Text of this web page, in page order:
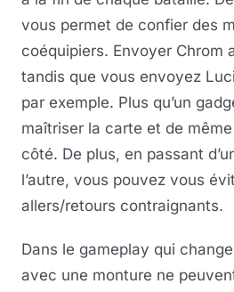
vous permet de confier des
coéquipiers. Envoyer Chrom
tandis que vous envoyez
par exemple. Plus qu’un
maîtriser la carte et de
côté. De plus, en passant
l’autre, vous pouvez vous
allers/retours contraignants.
Dans le gameplay qui
avec une monture ne